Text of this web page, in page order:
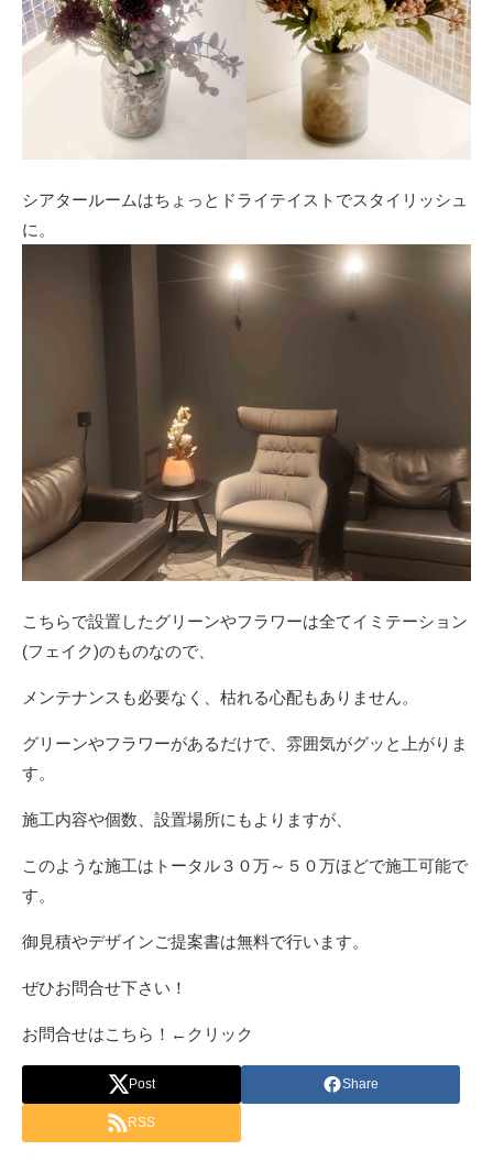
シアタールームはちょっとドライテイストでスタイリッシュ
に。
こちらで設置したグリーンやフラワーは全てイミテーション
(フェイク)のものなので、
メンテナンスも必要なく、枯れる心配もありません。
グリーンやフラワーがあるだけで、雰囲気がグッと上がりま
す。
施工内容や個数、設置場所にもよりますが、
このような施工はトータル３０万～５０万ほどで施工可能で
す。
御見積やデザインご提案書は無料で行います。
ぜひお問合せ下さい！
お問合せはこちら！←クリック
Post Share
RSS